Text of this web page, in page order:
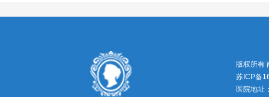
版权所有
苏ICP备
医院地址